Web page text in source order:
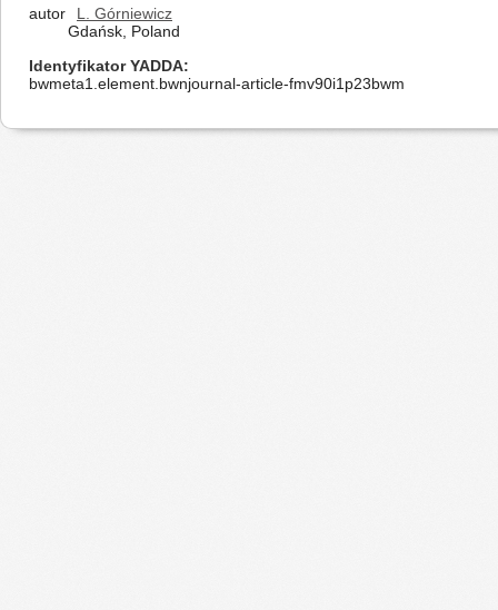
autor
L. Górniewicz
Gdańsk, Poland
Identyfikator YADDA
bwmeta1.element.bwnjournal-article-fmv90i1p23bwm